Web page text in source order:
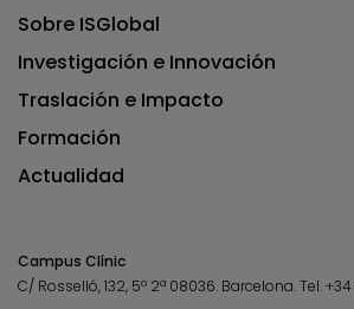
Sobre ISGlobal
Investigación e Innovación
Traslación e Impacto
Formación
Actualidad
Campus Clínic
C/ Rosselló, 132, 5º 2ª 08036. Barcelona.Tel.